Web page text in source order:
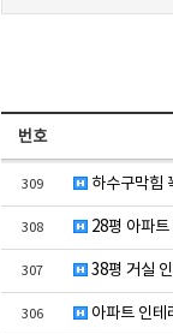
번호
309 하수구막힘
308 28평 아파
307 38평 거실
306 아파트 인테